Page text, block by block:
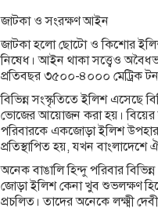
জাটকা ও সংরক্ষণ আইন
জাটকা হলো ছোটো ও কিশোর ইলিশ
নিষেধ। আইন থাকা সত্ত্বেও
প্রতিবছর ৩৫০০-৪০০০ মেট্রিক টন
বিভিন্ন সংস্কৃতিতে ইলিশ এসেছে
ভোজের আয়োজন করা হয়। বিয়ের
পরিবারকে একজোড়া ইলিশ উপহার
প্রতিস্থাপিত হয়, যখন বাংলাদেশে
অনেক বাঙালি হিন্দু পরিবার
জোড়া ইলিশ কেনা খুব শুভলক্ষণ
প্রচলিত। তাদের অনেকে লক্ষ্মী